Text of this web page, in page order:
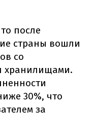
после
страны вошли
со
хранилищами.
30%, что
за